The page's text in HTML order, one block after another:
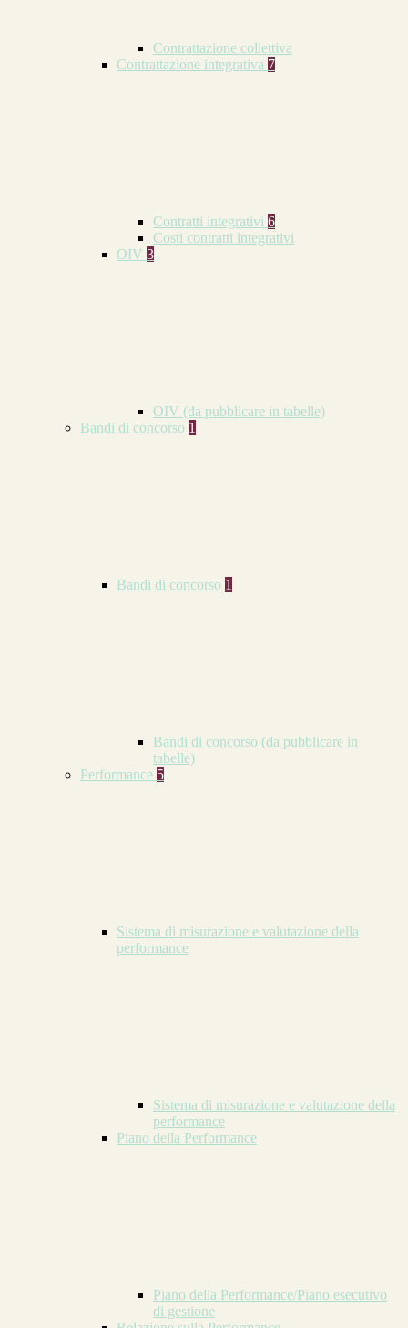
Contrattazione collettiva
Contrattazione integrativa 7
Contratti integrativi 6
Costi contratti integrativi
OIV 3
OIV (da pubblicare in tabelle)
Bandi di concorso 1
Bandi di concorso 1
Bandi di concorso (da pubblicare in
tabelle)
Performance 5
Sistema di misurazione e valutazione della
performance
Sistema di misurazione e valutazione della
performance
Piano della Performance
Piano della Performance/Piano esecutivo
di gestione